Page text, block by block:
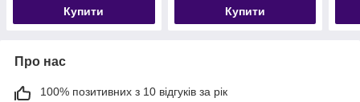
Купити Купити
Про нас
100% позитивних з 10 відгуків за рік